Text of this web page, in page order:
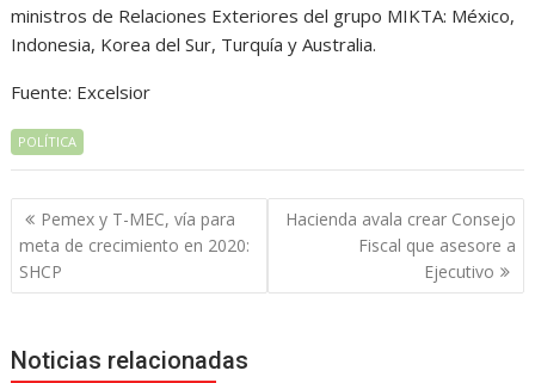
ministros de Relaciones Exteriores del grupo MIKTA: México,
Indonesia, Korea del Sur, Turquía y Australia.
Fuente: Excelsior
POLÍTICA
Navegación
de
entradas
Pemex y T-MEC, vía para
meta de crecimiento en 2020:
SHCP
Hacienda avala crear Consejo
Fiscal que asesore a
Ejecutivo
Noticias relacionadas